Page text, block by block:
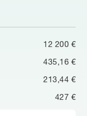
12 200 €
435,16 €
213,44 €
427 €